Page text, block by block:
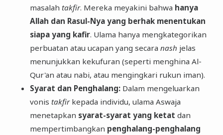
masalah takfir. Mereka meyakini bahwa hanya
Allah dan Rasul-Nya yang berhak menentukan
siapa yang kafir. Ulama hanya mengkategorikan
perbuatan atau ucapan yang secara nash jelas
menunjukkan kekufuran (seperti menghina Al-
Qur'an atau nabi, atau mengingkari rukun iman).
Syarat dan Penghalang:Dalam mengeluarkan
vonis takfirkepada individu, ulama Aswaja
menetapkan syarat-syarat yang ketat dan
mempertimbangkan penghalang-penghalang